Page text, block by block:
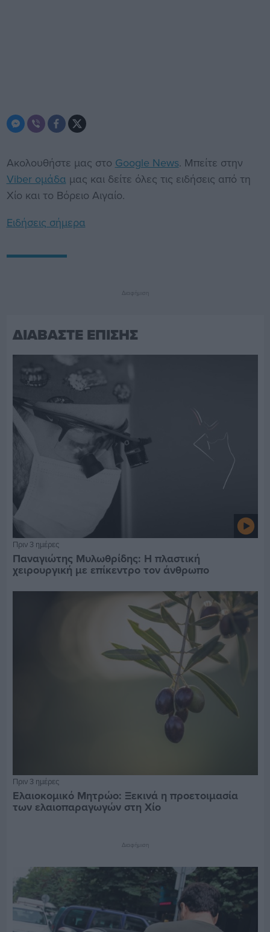
Ακολουθήστε μας στο Google News. Μπείτε στην
Viber ομάδα μας και δείτε όλες τις ειδήσεις από τη
Χίο και το Βόρειο Αιγαίο.
Ειδήσεις σήμερα
Διαφήμιση
ΔΙΑΒΑΣΤΕ ΕΠΙΣΗΣ
Πριν 3 ημέρες
Παναγιώτης Μυλωθρίδης: Η πλαστική
χειρουργική με επίκεντρο τον άνθρωπο
Πριν 3 ημέρες
Ελαιοκομικό Μητρώο: Ξεκινά η προετοιμασία
των ελαιοπαραγωγών στη Χίο
Διαφήμιση